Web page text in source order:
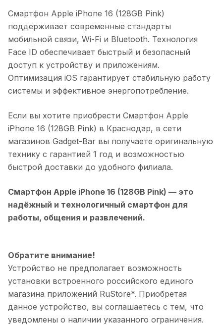
Смартфон Apple iPhone 16 (128GB Pink)
поддерживает современные стандарты
мобильной связи, Wi-Fi и Bluetooth. Технология
Face ID обеспечивает быстрый и безопасный
доступ к устройству и приложениям.
Оптимизация iOS гарантирует стабильную работу
системы и эффективное энергопотребление.
Если вы хотите приобрести Смартфон Apple
iPhone 16 (128GB Pink) в Краснодар, в сети
магазинов Gadget-Bar вы получаете оригинальную
технику с гарантией 1 год и возможностью
быстрой доставки до удобного филиала.
Смартфон Apple iPhone 16 (128GB Pink) — это
надёжный и технологичный смартфон для
работы, общения и развлечений.
Обратите внимание!
Устройство не предполагает возможность
установки встроенного российского единого
магазина приложений RuStore*. Приобретая
данное устройство, вы соглашаетесь с тем, что
уведомлены о наличии указанного ограничения.